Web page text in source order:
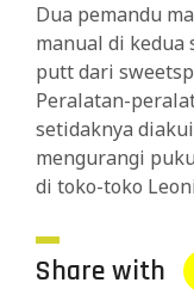
Dua pemandu
manual di kedua
putt dari
Peralatan-
setidaknya
mengurangi
di toko-toko
Share with